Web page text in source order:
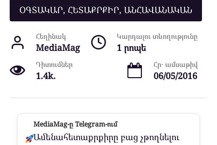
ՕԳՏԱԿԱՐ, ՀԵՏԱՔՐՔԻՐ, ԱՆՀԱՎԱՆԱԿԱՆ
Հեղինակ
MediaMag
Կարդալու տևողությունը
1 րոպե
Դիտումներ
1.4k.
Հր․ ամսաթիվ
06/05/2016
MediaMag-ը Telegram-ում
Ամենահետաքրքիրը բաց չթողնելու